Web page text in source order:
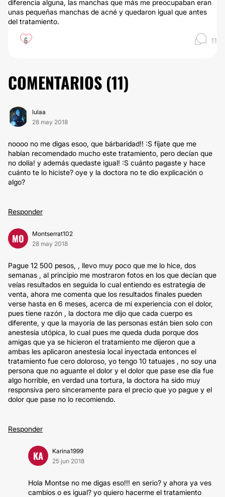
diferencia alguna, las manchas que más me preocupaban eran
unas pequeñas manchas de acné y quedaron igual que antes
del tratamiento.
6 11
COMENTARIOS (11)
lulaa
28 may 2018
noooo no me digas esoo, que bárbaridad!! :S fíjate que me
habían recomendado mucho este tratamiento, pero decían que
no dolía! y además quedaste igual! :S cuánto pagaste y hace
cuánto te lo hiciste? oye y la doctora no te dio explicación o
algo?
Responder
MO
Montserrat102
28 may 2018
Pague 12 500 pesos, , llevo muy poco que me lo hice, dos
semanas , al principio me mostraron fotos en los que decían que
veías resultados en seguida lo cual entiendo es estrategia de
venta, ahora me comenta que los resultados finales pueden
verse hasta en 6 meses, acerca de mi experiencia con el dolor,
pues tiene razón , la doctora me dijo que cada cuerpo es
diferente, y que la mayoría de las personas están bien solo con
anestesia utópica, lo cual pues me queda duda porque dos
amigas que ya se hicieron el tratamiento me dijeron que a
ambas les aplicaron anestesia local inyectada entonces el
tratamiento fue cero doloroso, yo tengo 10 tatuajes , no soy una
persona que no aguante el dolor y el dolor que pase ese día fue
algo horrible, en verdad una tortura, la doctora ha sido muy
responsiva pero sinceramente para el precio que yo pague y el
dolor que pase no lo recomiendo.
Responder
KA
Karina1999
25 jun 2018
Hola Montse no me digas eso!!! en serio? y ahora ya ves
cambios o es igual? yo quiero hacerme el tratamiento